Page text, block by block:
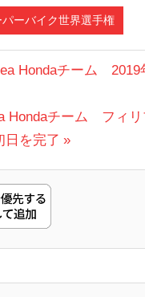
パーバイク世界選手権
Hondaチーム 2019
Hondaチーム フィリ
日を完了